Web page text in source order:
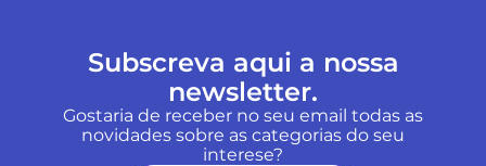
Subscreva aqui a nossa
newsletter.
Gostaria de receber no seu email todas as
novidades sobre as categorias do seu
interese?